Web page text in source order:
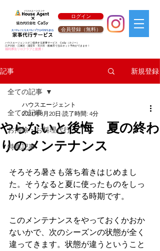
ログイン
会員登録（無料）
ハウスエージェントがご提供する家事サービス CaSy （カジー）
江戸川区・江東区・浦安市・市川市・船橋市で当日ネット予約ができます！
福利厚生リロクラブと提携！
記事 新規登録
全ての記事
お掃除・お料理代行
特集記事
全ての記事
やらないと後悔 夏の終わ
りのメンテナンス
ハウスエージェント
2021年8月20日 読了時間: 4分
そろそろ暑さも落ち着きはじめまし
た。そうなると夏に使ったものをしっ
かりメンテナンスする時期です。
このメンテナンスをやっておくかおか
ないかで、次のシーズンの状態が全く
違ってきます。状態が違うということ